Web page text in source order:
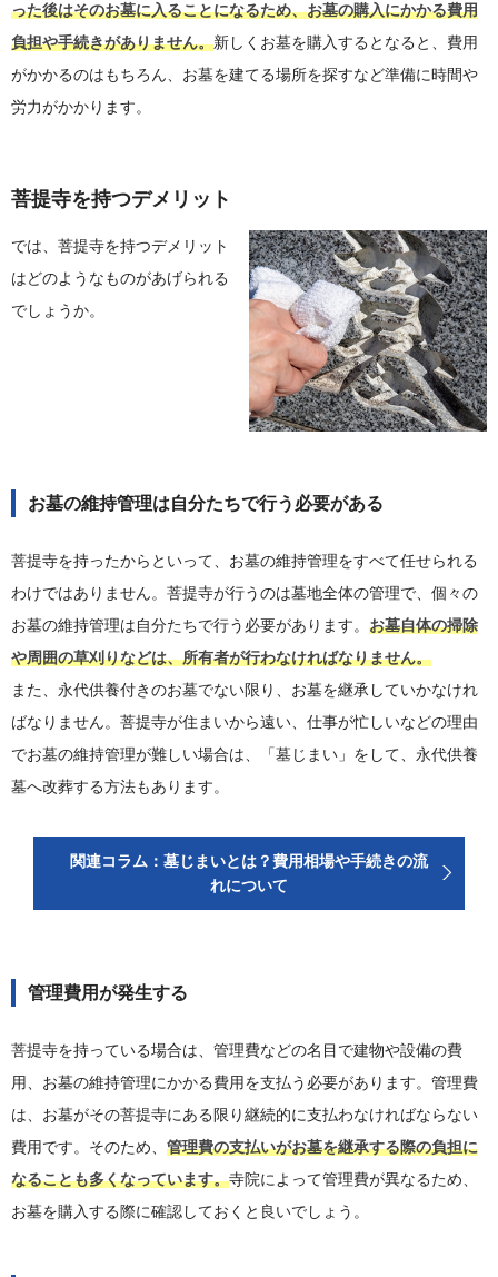
った後はそのお墓に入ることになるため、お墓の購入にかかる費用
負担や手続きがありません。新しくお墓を購入するとなると、費用
がかかるのはもちろん、お墓を建てる場所を探すなど準備に時間や
労力がかかります。
菩提寺を持つデメリット
では、菩提寺を持つデメリット
はどのようなものがあげられる
でしょうか。
お墓の維持管理は自分たちで行う必要がある
菩提寺を持ったからといって、お墓の維持管理をすべて任せられる
わけではありません。菩提寺が行うのは墓地全体の管理で、個々の
お墓の維持管理は自分たちで行う必要があります。 お墓自体の掃除
や周囲の草刈りなどは、所有者が行わなければなりません。
また、永代供養付きのお墓でない限り、お墓を継承していかなけれ
ばなりません。菩提寺が住まいから遠い、仕事が忙しいなどの理由
でお墓の維持管理が難しい場合は、「墓じまい」をして、永代供養
墓へ改葬する方法もあります。
関連コラム：墓じまいとは？費用相場や手続きの流
れについて
管理費用が発生する
菩提寺を持っている場合は、管理費などの名目で建物や設備の費
用、お墓の維持管理にかかる費用を支払う必要があります。管理費
は、お墓がその菩提寺にある限り継続的に支払わなければならない
費用です。そのため、 管理費の支払いがお墓を継承する際の負担に
なることも多くなっています。寺院によって管理費が異なるため、
お墓を購入する際に確認しておくと良いでしょう。